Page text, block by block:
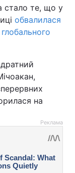
стало те, що у
обвалилася
на
Реклама